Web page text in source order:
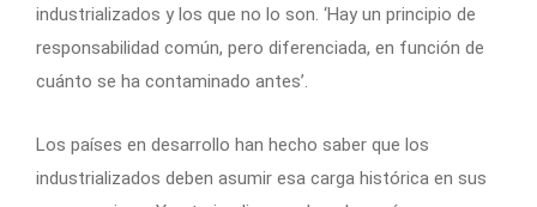
industrializados y los que no lo son. ‘Hay un principio de
responsabilidad común, pero diferenciada, en función de
cuánto se ha contaminado antes’.
Los países en desarrollo han hecho saber que los
industrializados deben asumir esa carga histórica en sus